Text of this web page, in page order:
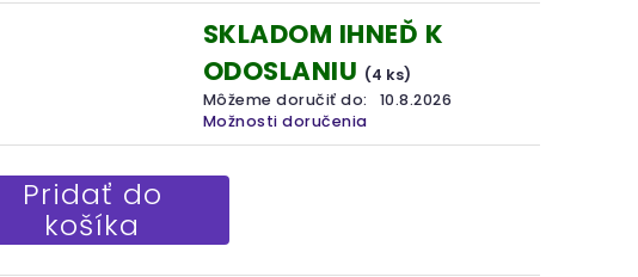
SKLADOM IHNEĎ K
ODOSLANIU (4 ks)
Môžeme doručiť do:
10.8.2026
Možnosti doručenia
Pridať do
košíka